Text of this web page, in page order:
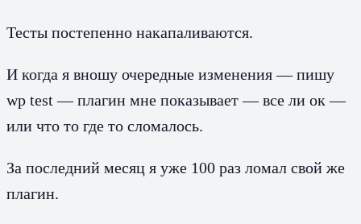
Тесты постепенно накапаливаются.
И когда я вношу очередные изменения — пишу
wp test — плагин мне показывает — все ли ок —
или что то где то сломалось.
За последний месяц я уже 100 раз ломал свой же
плагин.